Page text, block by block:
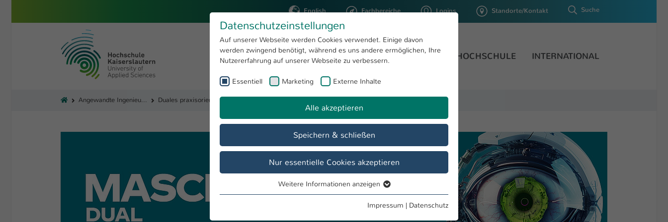
English Fachbereiche Logins Standorte/Kontakt Suche
Hochschule Kaiserslautern
STUDIUM FORSCHUNG HOCHSCHULE INTERNATIONAL
Sie sind hier: Angewandte Ingenieurwissenschaften
Datenschutzeinstellungen
Auf unserer Webseite werden Cookies verwendet. Einige davon
werden zwingend benötigt, während es uns andere ermöglichen, Ihre
Nutzererfahrung auf unserer Webseite zu verbessern.
Essentiell Marketing Externe Inhalte
Alle akzeptieren
Speichern & schließen
Nur essentielle Cookies akzeptieren
Essentielle Cookies werden für grundlegende Funktionen der
Weitere Informationen anzeigen
Impressum | Datenschutz